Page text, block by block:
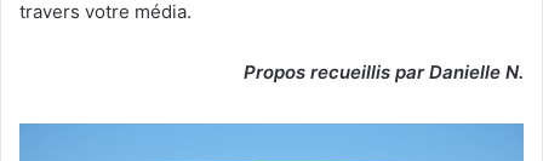
travers votre média.
Propos recueillis par Danielle N.